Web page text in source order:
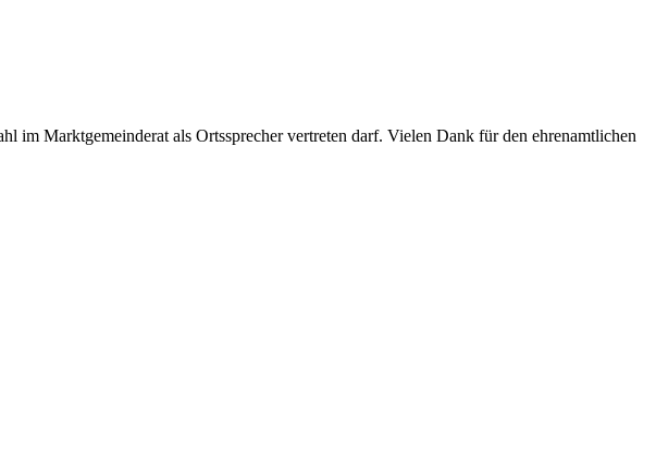
im Marktgemeinderat als Ortssprecher vertreten darf. Vielen Dank für den ehrenamtlichen